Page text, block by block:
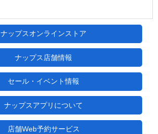
ナップスオンラインストア
ナップス店舗情報
セール・イベント情報
ナップスアプリについて
店舗Web予約サービス